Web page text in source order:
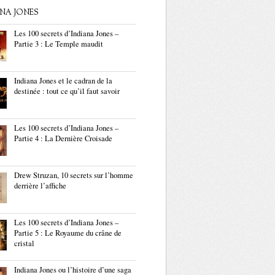
JONES
Les 100 secrets d’Indiana Jones –
Partie 3 : Le Temple maudit
Indiana Jones et le cadran de la
destinée : tout ce qu’il faut savoir
Les 100 secrets d’Indiana Jones –
Partie 4 : La Dernière Croisade
Drew Struzan, 10 secrets sur l’homme
derrière l’affiche
Les 100 secrets d’Indiana Jones –
Partie 5 : Le Royaume du crâne de
cristal
Indiana Jones ou l’histoire d’une saga